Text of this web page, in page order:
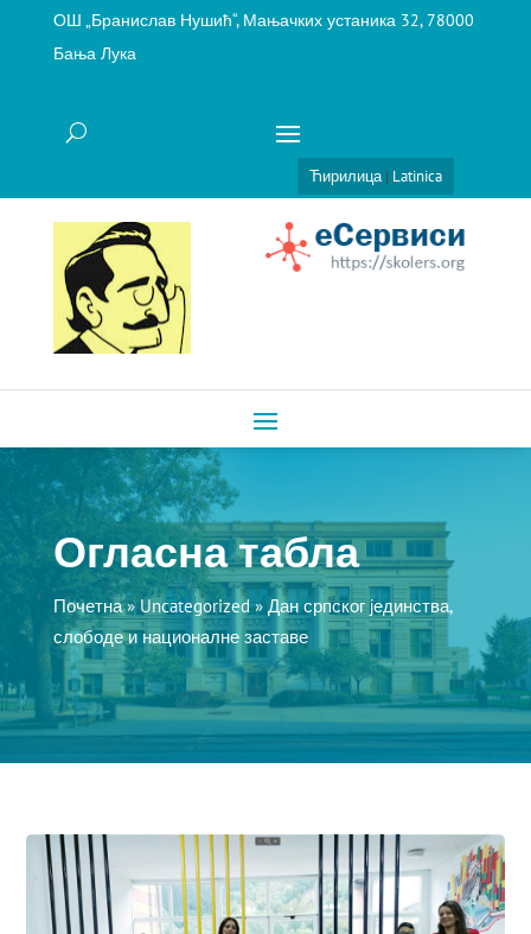
ОШ „Бранислав Нушић“, Мањачких устаника 32, 78000
Бања Лука
Ћирилица| Latinica
Огласна табла
Почетна»Uncategorized » Дан српског јединства,
слободе и националне заставе